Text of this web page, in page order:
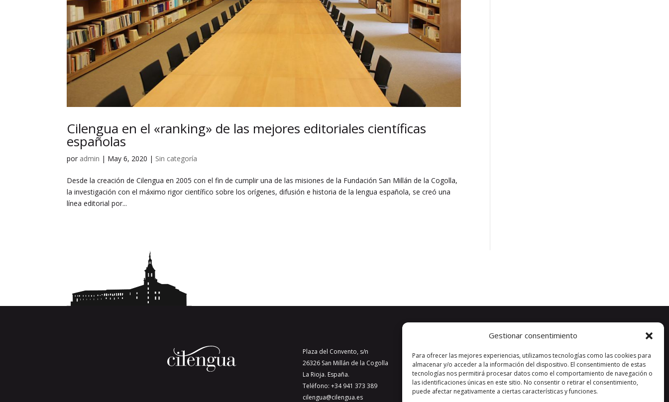
Gestionar consentimiento
Para ofrecer las mejores experiencias, utilizamos tecnologías como las cookies para
almacenar y/o acceder a la información del dispositivo. El consentimiento de estas
tecnologías nos permitirá procesar datos como el comportamiento de navegación o
las identificaciones únicas en este sitio. No consentir o retirar el consentimiento,
puede afectar negativamente a ciertas características y funciones.
Cilengua en el «ranking» de las mejores editoriales científicas
españolas
por admin | May 6, 2020 | Sin categoría
Desde la creación de Cilengua en 2005 con el fin de cumplir una de las misiones de la Fundación San Millán de la Cogolla,
la investigación con el máximo rigor científico sobre los orígenes, difusión e historia de la lengua española, se creó una
línea editorial por...
Plaza del Convento, s/n
26326 San Millán de la Cogolla
La Rioja. España.
Teléfono: +34 941 373 389
cilengua@cilengua.es